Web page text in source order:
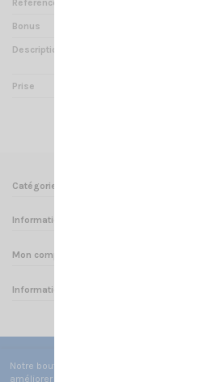
Bonus
Description
Prise
Catégories
Informations
Mon compte
Informations sur votre boutique
Notre boutique utilise des cookies de
améliorer votre expérience utilisateur afin